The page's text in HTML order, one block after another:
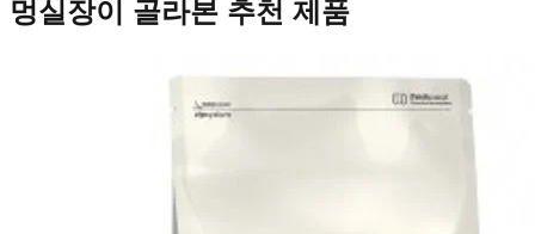
멍실장이 골라본 추천 제품